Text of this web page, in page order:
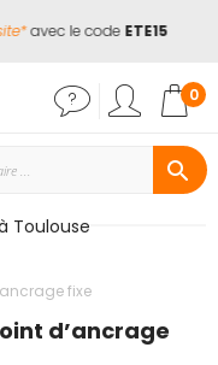
avec le codeETE15
0
Toulouse
fixe
d’ancrage